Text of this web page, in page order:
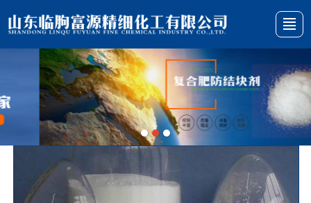
关于我们 产品展示 新闻动态 厂景厂貌 行业资讯 在线留言 联系我们